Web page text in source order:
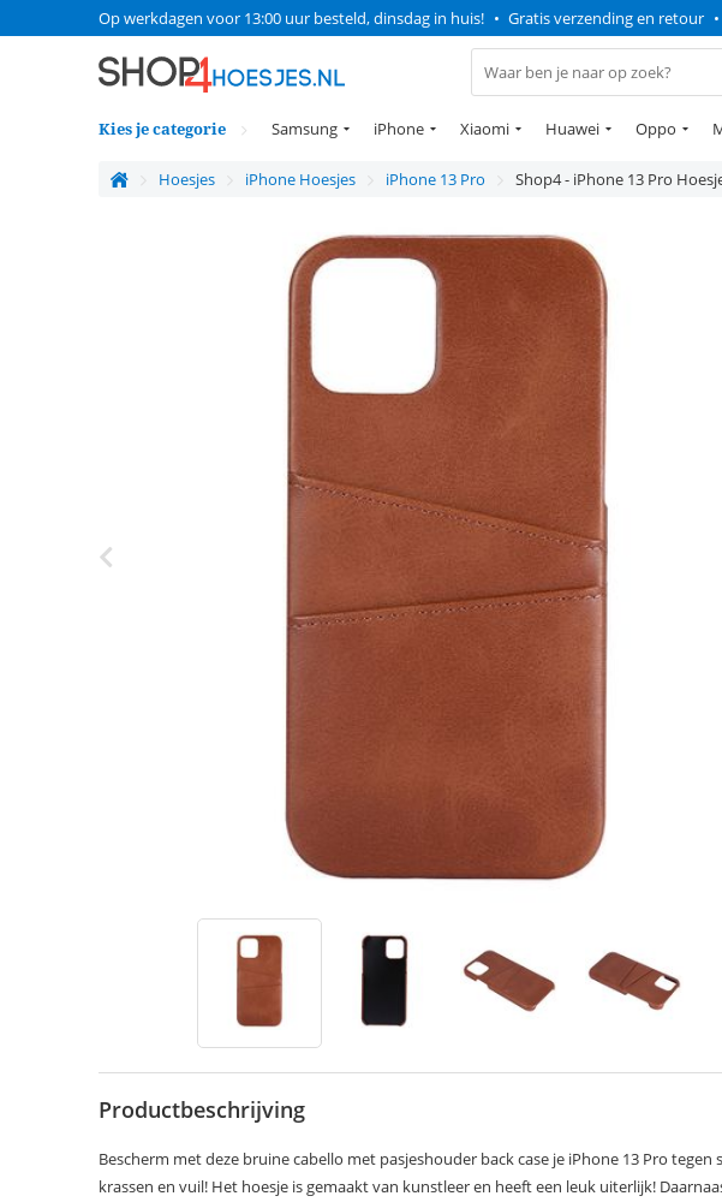
Op werkdagen voor 13:00 uur besteld, dinsdag in huis! • Gratis verzending en retour •
Kies je categorie Samsung iPhone Xiaomi Huawei Oppo
Hoesjes iPhone Hoesjes iPhone 13 Pro Shop4 - iPhone 13 Pro
Productbeschrijving
Bescherm met deze bruine cabello met pasjeshouder back case je iPhone 13 Pro tegen
krassen en vuil! Het hoesje is gemaakt van kunstleer en heeft een leuk uiterlijk!